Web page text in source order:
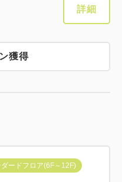
詳細
獲得
ダードフロア(6F～12F)